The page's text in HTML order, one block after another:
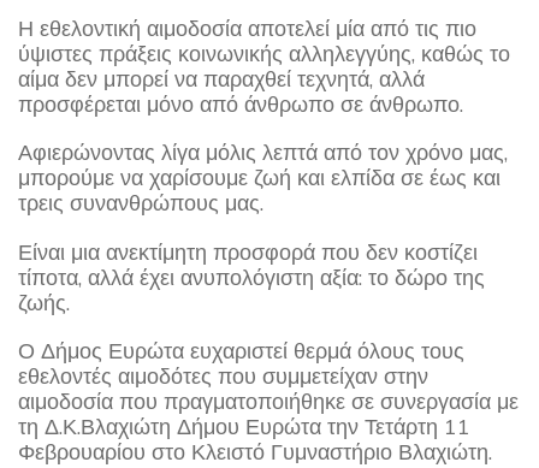
Η εθελοντική αιμοδοσία αποτελεί μία από τις πιο
ύψιστες πράξεις κοινωνικής αλληλεγγύης, καθώς το
αίμα δεν μπορεί να παραχθεί τεχνητά, αλλά
προσφέρεται μόνο από άνθρωπο σε άνθρωπο.
Αφιερώνοντας λίγα μόλις λεπτά από τον χρόνο μας,
μπορούμε να χαρίσουμε ζωή και ελπίδα σε έως και
τρεις συνανθρώπους μας.
Είναι μια ανεκτίμητη προσφορά που δεν κοστίζει
τίποτα, αλλά έχει ανυπολόγιστη αξία: το δώρο της
ζωής.
Ο Δήμος Ευρώτα ευχαριστεί θερμά όλους τους
εθελοντές αιμοδότες που συμμετείχαν στην
αιμοδοσία που πραγματοποιήθηκε σε συνεργασία με
τη Δ.Κ.Βλαχιώτη Δήμου Ευρώτα την Τετάρτη 11
Φεβρουαρίου στο Κλειστό Γυμναστήριο Βλαχιώτη.